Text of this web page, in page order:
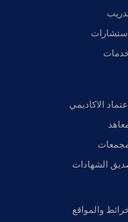
الاكاديمي
الشهادات
والمواقع